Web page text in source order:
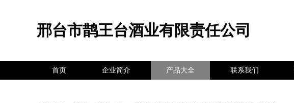
邢台市鹊王台酒业有限责任公司
首页 企业简介 产品大全 联系我们